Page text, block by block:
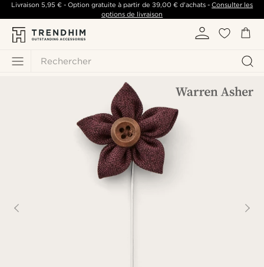
Rechercher
Livraison 5,95 €- Option gratuite à partir de 39,00 €d'achats -Consulter les
options de livraison